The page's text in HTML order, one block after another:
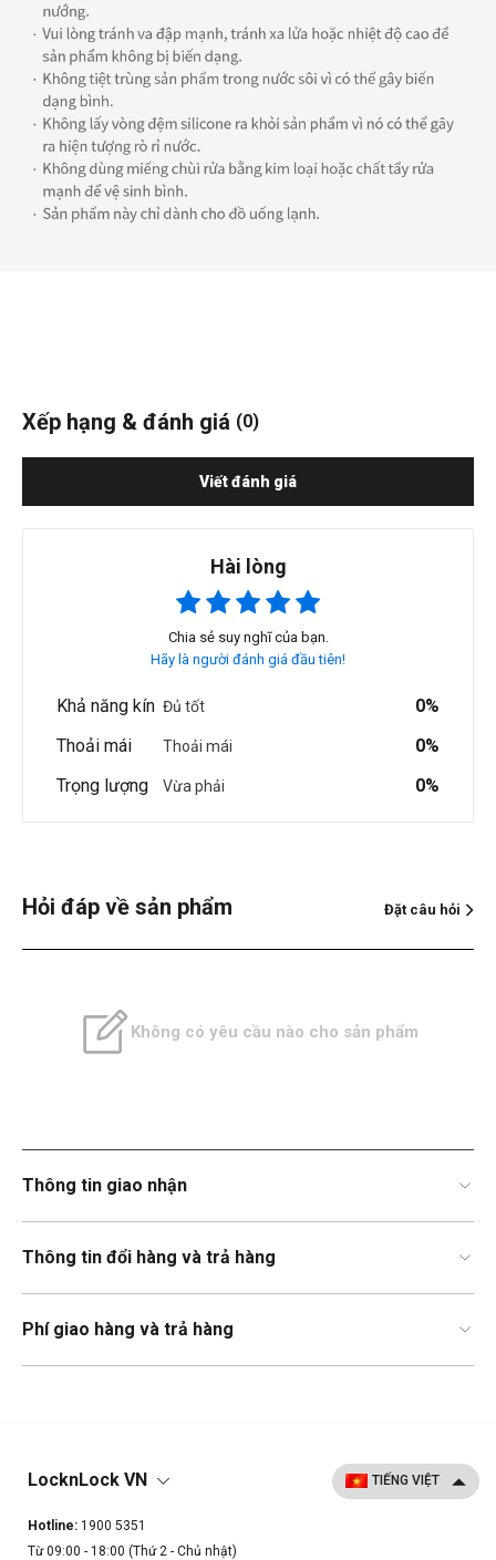
Xếp hạng & đánh giá (0)
Viết đánh giá
Hài lòng
Chia sẻ suy nghĩ của bạn.
Hãy là người đánh giá đầu tiên!
Khả năng kín Đủ tốt
0%
Thoải mái
Thoải mái
0%
Trọng lượng
Vừa phải 0%
Hỏi đáp về sản phẩm Đặt câu hỏi
Không có yêu cầu nào cho sản phẩm
Thông tin giao nhận
Thông tin đổi hàng và trả hàng
Phí giao hàng và trả hàng
LocknLock VN
Hotline: 1900 5351
Từ 09:00 - 18:00 (Thứ 2 - Chủ nhật)